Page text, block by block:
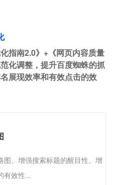
指南2.0》+《网页内容质量
化调整，提升百度蜘蛛的抓
展现效率和有效点击的效
图、增强搜索标题的醒目性、增
有效性...